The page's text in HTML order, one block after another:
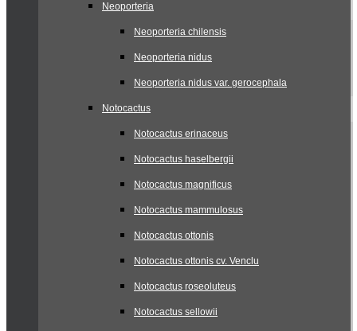
Neoporteria
Neoporteria chilensis
Neoporteria nidus
Neoporteria nidus var. gerocephala
Notocactus
Notocactus erinaceus
Notocactus haselbergii
Notocactus magnificus
Notocactus mammulosus
Notocactus ottonis
Notocactus ottonis cv. Venclu
Notocactus roseoluteus
Notocactus sellowii